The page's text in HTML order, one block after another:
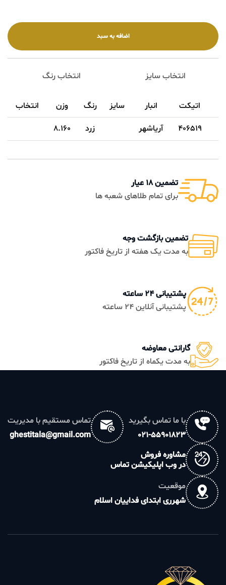
انتخاب سایز انتخاب رنگ
اتیکت انبار سایز رنگ وزن انتخاب
406519 آریاشهر زرد 8.160
تضمین 18 عیار
برای تمام طلاهای شعبه ها
تضمین بازگشت وجه
به مدت یک هفته از تاریخ فاکتور
پشتیبانی 24 ساعته
پشتیبانی آنلاین 24 ساعته
گارانتی معاوضه
به مدت یکماه از تاریخ فاکتور
با ما تماس بگیرید
021-55901823
تماس مستقیم با مدیریت
ghestitala@gmail.com
مشاوره فروش
در وب اپلیکیشن تماس
موقعیت
شهرری ابتدای فداییان اسلام